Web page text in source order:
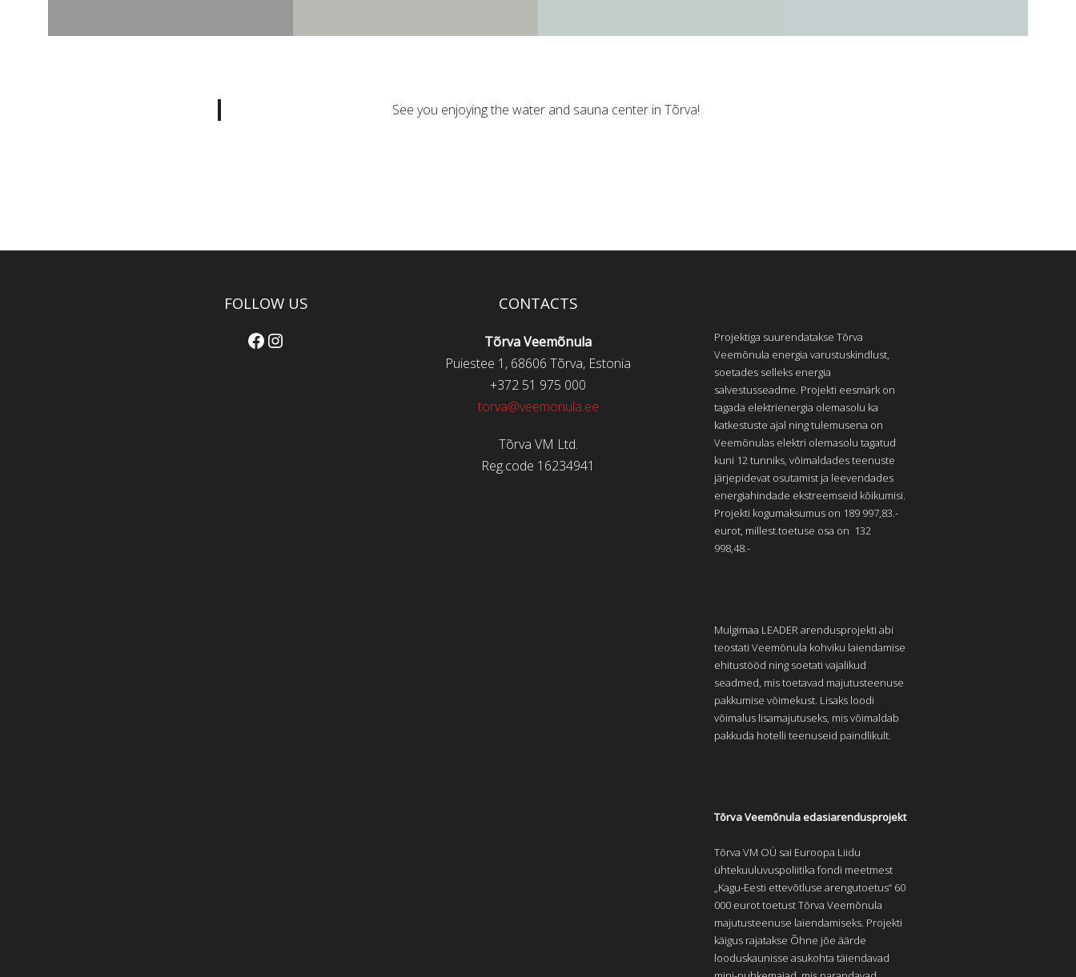
See you enjoying the water and sauna center in Tõrva!
FOLLOW US
Facebook
Instagram
CONTACTS
Tõrva Veemõnula
Puiestee 1, 68606 Tõrva, Estonia
+372 51 975 000
torva@veemonula.ee
Tõrva VM Ltd.
Reg.code 16234941
Projektiga suurendatakse Tõrva
Veemõnula energia varustuskindlust,
soetades selleks energia
salvestusseadme. Projekti eesmärk on
tagada elektrienergia olemasolu ka
katkestuste ajal ning tulemusena on
Veemõnulas elektri olemasolu tagatud
kuni 12 tunniks, võimaldades teenuste
järjepidevat osutamist ja leevendades
energiahindade ekstreemseid kõikumisi.
Projekti kogumaksumus on 189 997,83.-
eurot, millest.toetuse osa on 132
998,48.-
Mulgimaa LEADER arendusprojekti abi
teostati Veemõnula kohviku laiendamise
ehitustööd ning soetati vajalikud
seadmed, mis toetavad majutusteenuse
pakkumise võimekust. Lisaks loodi
võimalus lisamajutuseks, mis võimaldab
pakkuda hotelli teenuseid paindlikult.
Tõrva Veemõnula edasiarendusprojekt
Tõrva VM OÜ sai Euroopa Liidu
ühtekuuluvuspoliitika fondi meetmest
„Kagu-Eesti ettevõtluse arengutoetus“ 60
000 eurot toetust Tõrva Veemõnula
majutusteenuse laiendamiseks. Projekti
käigus rajatakse Õhne jõe äärde
looduskaunisse asukohta täiendavad